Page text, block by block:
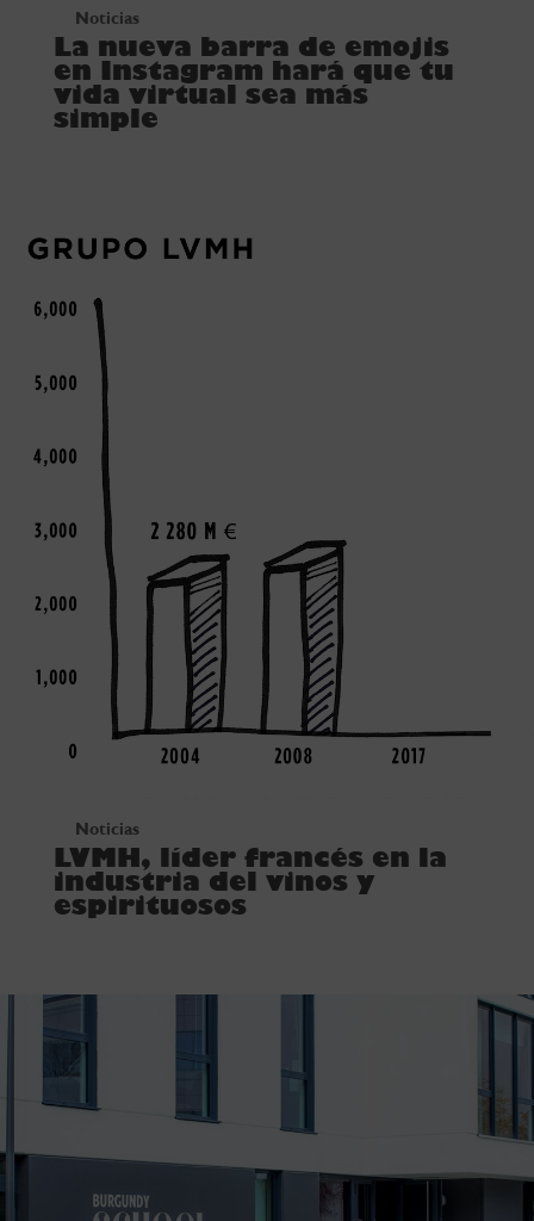
Noticias
La nueva barra de emojis
en Instagram hará que tu
vida virtual sea más
simple
Noticias
LVMH, líder francés en la
industria del vinos y
espirituosos